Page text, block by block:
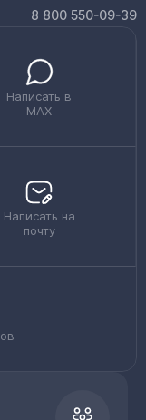
8 800 550-09-39
Написать в
MAX
Написать на
почту